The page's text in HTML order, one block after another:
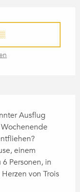
Ausflug
Wochenende
einem
Personen, in
von Trois